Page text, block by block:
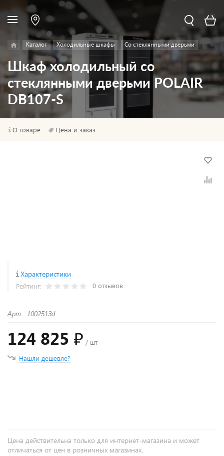
Каталог Холодильные шкафы Со стеклянными дверьми
Шкаф холодильный со
стеклянными дверьми POLAIR
DB107-S
О товаре Цена и заказ
Характеристики
Рейтинг: 0 отзывов
Арт.: 1002513d
124 825 ₽ / шт
Нашли дешевле?
Цена действительна только для интернет-магазина и может
отличаться от цен в розничных магазинах.